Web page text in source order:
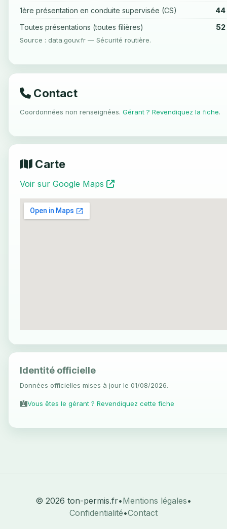
1ère présentation en conduite supervisée (CS) 44
Toutes présentations (toutes filières)
Source : data.gouv.fr — Sécurité routière.
Contact
Coordonnées non renseignées. Gérant ? Revendiquez la fiche.
Carte
Voir sur Google Maps
Identité officielle
Données officielles mises à jour le 01/08/2026.
Vous êtes le gérant ? Revendiquez cette fiche
© 2026 ton-permis.fr•Mentions légales•
Confidentialité•Contact